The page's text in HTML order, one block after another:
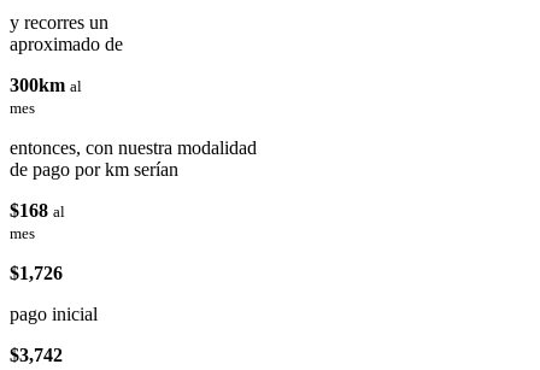
y recorres un
aproximado de
300km al
mes
entonces, con nuestra modalidad
de pago por km serían
$168 al
mes
$1,726
pago inicial
$3,742